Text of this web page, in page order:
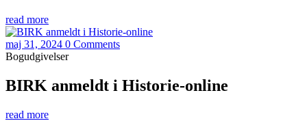
read more
maj 31, 2024 0 Comments
Bogudgivelser
BIRK anmeldt i Historie-online
read more